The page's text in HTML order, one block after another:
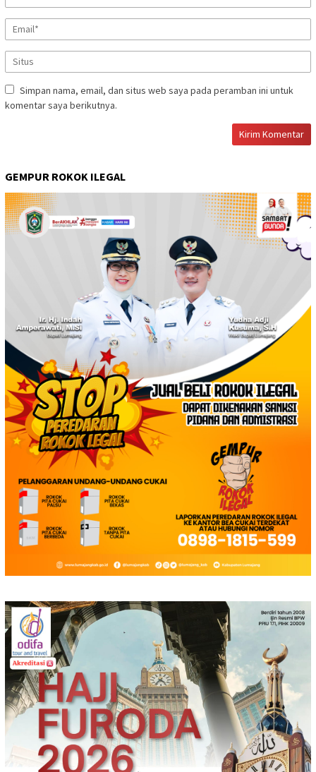
Simpan nama, email, dan situs web saya pada peramban ini untuk
komentar saya berikutnya.
GEMPUR ROKOK ILEGAL